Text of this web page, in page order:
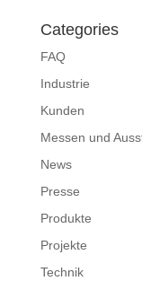
Categories
FAQ
Industrie
Kunden
Messen und
News
Presse
Produkte
Projekte
Technik